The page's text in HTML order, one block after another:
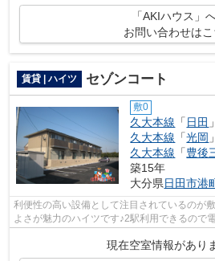
「AKIハウス」
お問い合わせはこ
賃貸 | ハイツ セゾンコート
敷0
久大本線 「 日田
久大本線 「光岡
久大本線 「豊後
築15年
大分県日田市港
利便性の高い設備として注目されているのが
よさが魅力のハイツです♪2駅利用できるので
物件です♪平坦な場所にあるハイツな...
現在空室情報があり